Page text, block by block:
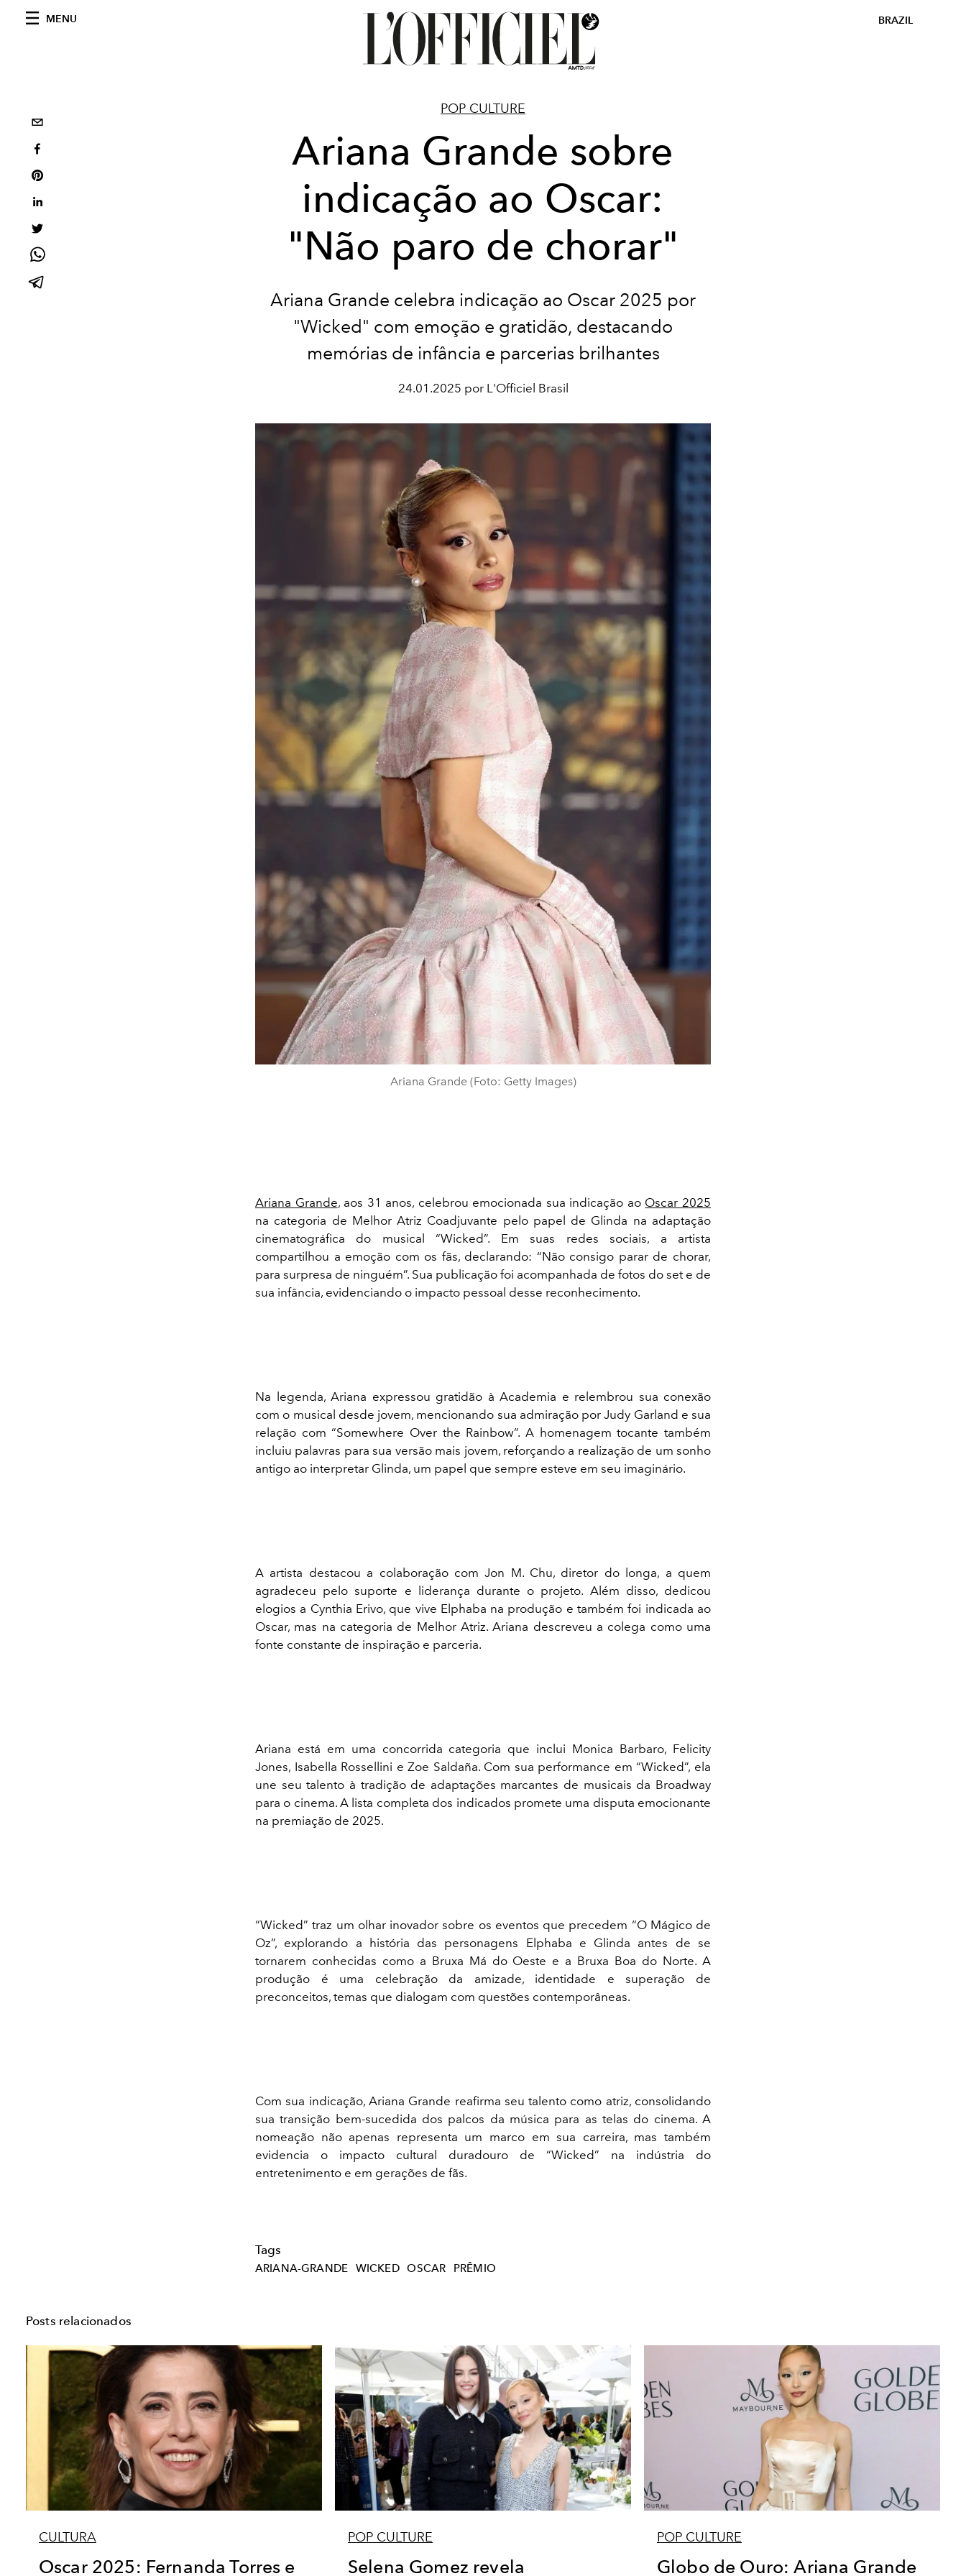
MENU BRAZIL
POP CULTURE
Ariana Grande sobre
indicação ao Oscar:
"Não paro de chorar"
Ariana Grande celebra indicação ao Oscar 2025 por
"Wicked" com emoção e gratidão, destacando
memórias de infância e parcerias brilhantes
24.01.2025 por L'Officiel Brasil
Ariana Grande (Foto: Getty Images)
Ariana Grande, aos 31 anos, celebrou emocionada sua indicação ao Oscar 2025
na categoria de Melhor Atriz Coadjuvante pelo papel de Glinda na adaptação
cinematográfica do musical “Wicked”. Em suas redes sociais, a artista
compartilhou a emoção com os fãs, declarando: “Não consigo parar de chorar,
para surpresa de ninguém”. Sua publicação foi acompanhada de fotos do set e de
sua infância, evidenciando o impacto pessoal desse reconhecimento.
Na legenda, Ariana expressou gratidão à Academia e relembrou sua conexão
com o musical desde jovem, mencionando sua admiração por Judy Garland e sua
relação com “Somewhere Over the Rainbow”. A homenagem tocante também
incluiu palavras para sua versão mais jovem, reforçando a realização de um sonho
antigo ao interpretar Glinda, um papel que sempre esteve em seu imaginário.
A artista destacou a colaboração com Jon M. Chu, diretor do longa, a quem
agradeceu pelo suporte e liderança durante o projeto. Além disso, dedicou
elogios a Cynthia Erivo, que vive Elphaba na produção e também foi indicada ao
Oscar, mas na categoria de Melhor Atriz. Ariana descreveu a colega como uma
fonte constante de inspiração e parceria.
Ariana está em uma concorrida categoria que inclui Monica Barbaro, Felicity
Jones, Isabella Rossellini e Zoe Saldaña. Com sua performance em “Wicked”, ela
une seu talento à tradição de adaptações marcantes de musicais da Broadway
para o cinema. A lista completa dos indicados promete uma disputa emocionante
na premiação de 2025.
“Wicked” traz um olhar inovador sobre os eventos que precedem “O Mágico de
Oz”, explorando a história das personagens Elphaba e Glinda antes de se
tornarem conhecidas como a Bruxa Má do Oeste e a Bruxa Boa do Norte. A
produção é uma celebração da amizade, identidade e superação de
preconceitos, temas que dialogam com questões contemporâneas.
Com sua indicação, Ariana Grande reafirma seu talento como atriz, consolidando
sua transição bem-sucedida dos palcos da música para as telas do cinema. A
nomeação não apenas representa um marco em sua carreira, mas também
evidencia o impacto cultural duradouro de “Wicked” na indústria do
entretenimento e em gerações de fãs.
Tags
ARIANA-GRANDE WICKED OSCAR PRÊMIO
Posts relacionados
CULTURA
Oscar 2025: Fernanda Torres e
POP CULTURE
Selena Gomez revela
POP CULTURE
Globo de Ouro: Ariana Grande